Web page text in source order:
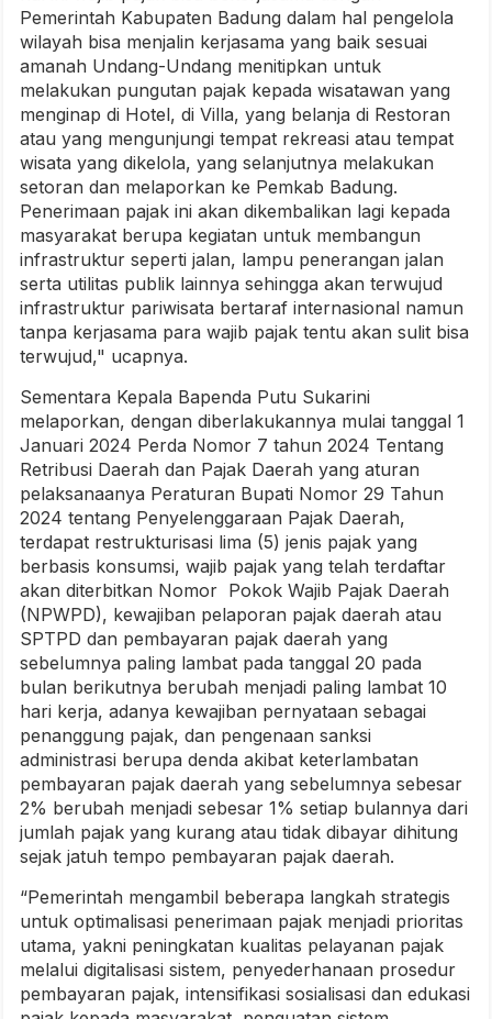
Pemerintah Kabupaten Badung dalam hal pengelola
wilayah bisa menjalin kerjasama yang baik sesuai
amanah Undang-Undang menitipkan untuk
melakukan pungutan pajak kepada wisatawan yang
menginap di Hotel, di Villa, yang belanja di Restoran
atau yang mengunjungi tempat rekreasi atau tempat
wisata yang dikelola, yang selanjutnya melakukan
setoran dan melaporkan ke Pemkab Badung.
Penerimaan pajak ini akan dikembalikan lagi kepada
masyarakat berupa kegiatan untuk membangun
infrastruktur seperti jalan, lampu penerangan jalan
serta utilitas publik lainnya sehingga akan terwujud
infrastruktur pariwisata bertaraf internasional namun
tanpa kerjasama para wajib pajak tentu akan sulit bisa
terwujud," ucapnya.
Sementara Kepala Bapenda Putu Sukarini
melaporkan, dengan diberlakukannya mulai tanggal 1
Januari 2024 Perda Nomor 7 tahun 2024 Tentang
Retribusi Daerah dan Pajak Daerah yang aturan
pelaksanaanya Peraturan Bupati Nomor 29 Tahun
2024 tentang Penyelenggaraan Pajak Daerah,
terdapat restrukturisasi lima (5) jenis pajak yang
berbasis konsumsi, wajib pajak yang telah terdaftar
akan diterbitkan Nomor Pokok Wajib Pajak Daerah
(NPWPD), kewajiban pelaporan pajak daerah atau
SPTPD dan pembayaran pajak daerah yang
sebelumnya paling lambat pada tanggal 20 pada
bulan berikutnya berubah menjadi paling lambat 10
hari kerja, adanya kewajiban pernyataan sebagai
penanggung pajak, dan pengenaan sanksi
administrasi berupa denda akibat keterlambatan
pembayaran pajak daerah yang sebelumnya sebesar
2% berubah menjadi sebesar 1% setiap bulannya dari
jumlah pajak yang kurang atau tidak dibayar dihitung
sejak jatuh tempo pembayaran pajak daerah.
“Pemerintah mengambil beberapa langkah strategis
untuk optimalisasi penerimaan pajak menjadi prioritas
utama, yakni peningkatan kualitas pelayanan pajak
melalui digitalisasi sistem, penyederhanaan prosedur
pembayaran pajak, intensifikasi sosialisasi dan edukasi